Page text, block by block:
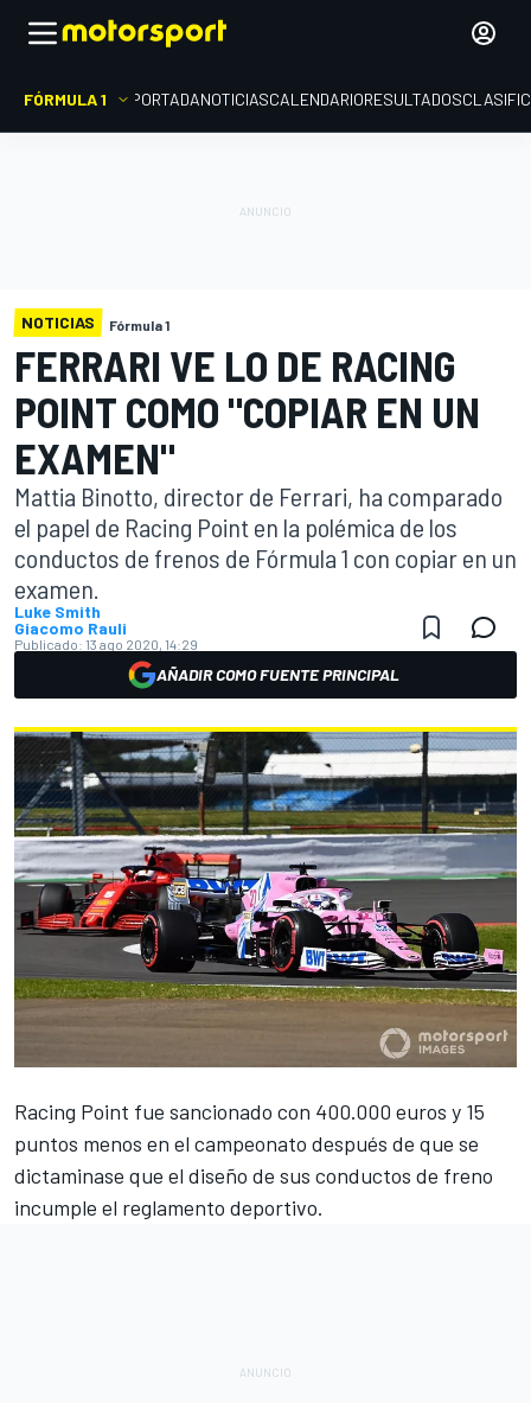
FÓRMULA 1 PORTADANOTICIASCALENDARIORESULTADOS
NOTICIAS Fórmula 1
FERRARI VE LO DE RACING
POINT COMO "COPIAR EN UN
EXAMEN"
Mattia Binotto, director de Ferrari, ha comparado
el papel de Racing Point en la polémica de los
conductos de frenos de Fórmula 1 con copiar en un
examen.
Luke Smith
Giacomo Rauli
Publicado: 13 ago 2020, 14:29
AÑADIR COMO FUENTE PRINCIPAL
Racing Point fue sancionado con 400.000 euros y 15
puntos menos en el campeonato después de que se
dictaminase que el diseño de sus conductos de freno
incumple el reglamento deportivo.